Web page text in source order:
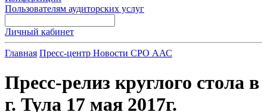
Пользователям аудиторских услуг
Личный кабинет
Главная Пресс-центр Новости СРО ААС
Пресс-релиз круглого стола в
г. Тула 17 мая 2017г.